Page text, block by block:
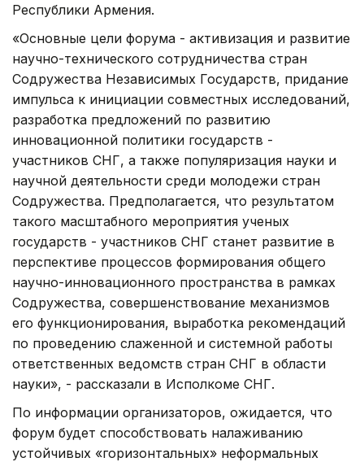
Республики Армения.
«Основные цели форума - активизация и развитие
научно-технического сотрудничества стран
Содружества Независимых Государств, придание
импульса к инициации совместных исследований,
разработка предложений по развитию
инновационной политики государств -
участников СНГ, а также популяризация науки и
научной деятельности среди молодежи стран
Содружества. Предполагается, что результатом
такого масштабного мероприятия ученых
государств - участников СНГ станет развитие в
перспективе процессов формирования общего
научно-инновационного пространства в рамках
Содружества, совершенствование механизмов
его функционирования, выработка рекомендаций
по проведению слаженной и системной работы
ответственных ведомств стран СНГ в области
науки», - рассказали в Исполкоме СНГ.
По информации организаторов, ожидается, что
форум будет способствовать налаживанию
устойчивых «горизонтальных» неформальных